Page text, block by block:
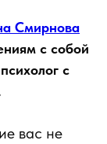
Смирнова
с собой
с
вас не